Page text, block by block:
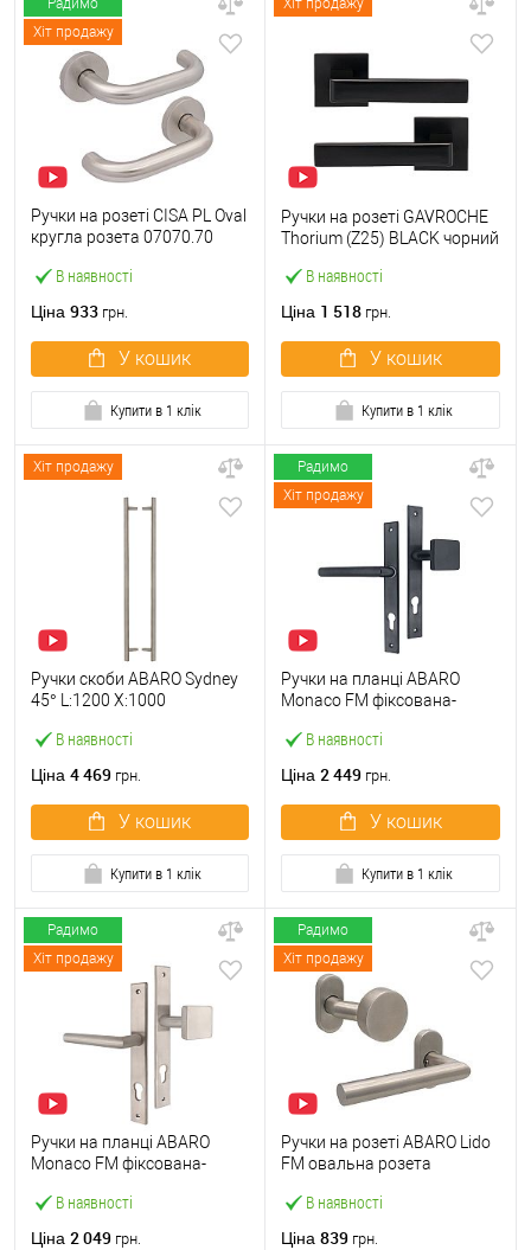
Радимо
Хіт продажу
В наявності
Ручки на розеті CISA PL Oval
кругла розета 07070.70
Ціна 933 грн.
У кошик
Купити в 1 клік
Хіт продажу
В наявності
Ручки на розеті GAVROCHE
Thorium (Z25) BLACK чорний
Ціна 1 518 грн.
У кошик
Купити в 1 клік
Хіт продажу
В наявності
Ручки скоби ABARO Sydney
45° L:1200 X:1000
сталь (комплект)
Ціна 4 469 грн.
У кошик
Купити в 1 клік
Радимо
Хіт продажу
В наявності
Ручки на планці ABARO
Monaco FM фіксована-
Ціна 2 449 грн.
У кошик
Купити в 1 клік
Радимо
Хіт продажу
В наявності
Ручки на планці ABARO
Monaco FM фіксована-
Ціна 2 049 грн.
Радимо
Хіт продажу
В наявності
Ручки на розеті ABARO Lido
FM овальна розета
нержавіюча сталь
Ціна 839 грн.